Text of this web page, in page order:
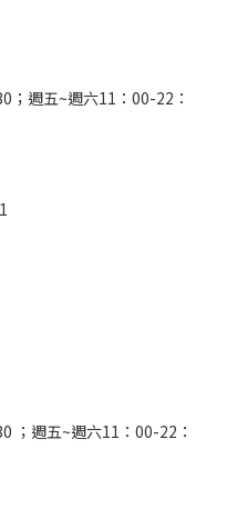
；週五~週六11：00-22：
；週五~週六11：00-22：